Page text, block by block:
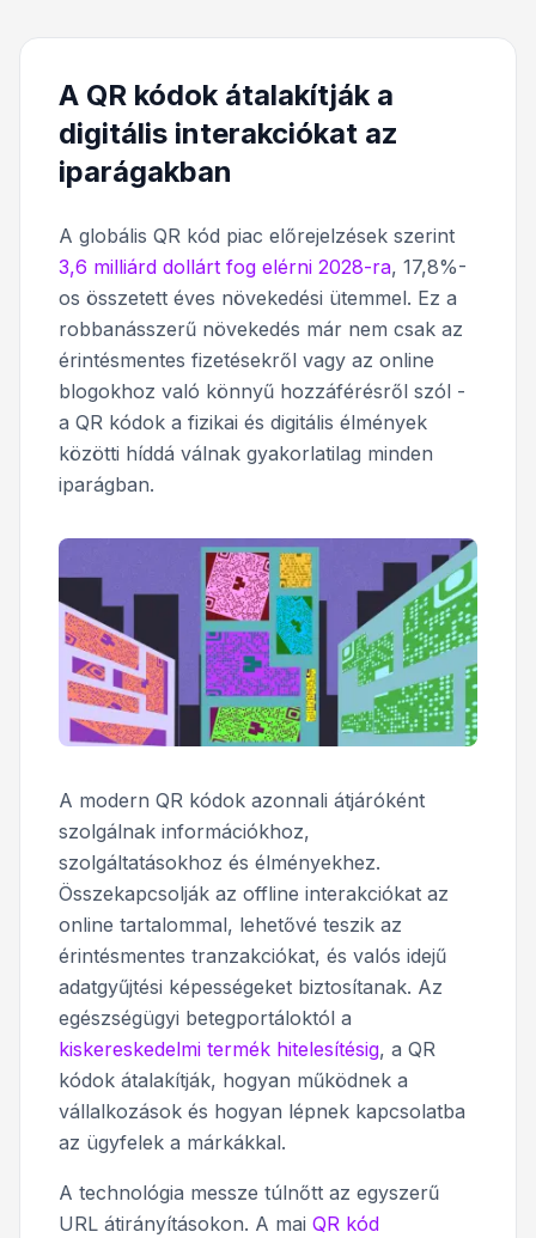
A QR kódok átalakítják a
digitális interakciókat az
iparágakban
A globális QR kód piac előrejelzések szerint
3,6 milliárd dollárt fog elérni 2028-ra, 17,8%-
os összetett éves növekedési ütemmel. Ez a
robbanásszerű növekedés már nem csak az
érintésmentes fizetésekről vagy az online
blogokhoz való könnyű hozzáférésről szól -
a QR kódok a fizikai és digitális élmények
közötti híddá válnak gyakorlatilag minden
iparágban.
A modern QR kódok azonnali átjáróként
szolgálnak információkhoz,
szolgáltatásokhoz és élményekhez.
Összekapcsolják az offline interakciókat az
online tartalommal, lehetővé teszik az
érintésmentes tranzakciókat, és valós idejű
adatgyűjtési képességeket biztosítanak. Az
egészségügyi betegportáloktól a
kiskereskedelmi termék hitelesítésig, a QR
kódok átalakítják, hogyan működnek a
vállalkozások és hogyan lépnek kapcsolatba
az ügyfelek a márkákkal.
A technológia messze túlnőtt az egyszerű
URL átirányításokon. A mai QR kód